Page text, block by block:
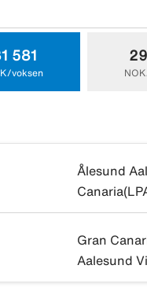
581
voksen
Ålesund
Gran
Aalesund